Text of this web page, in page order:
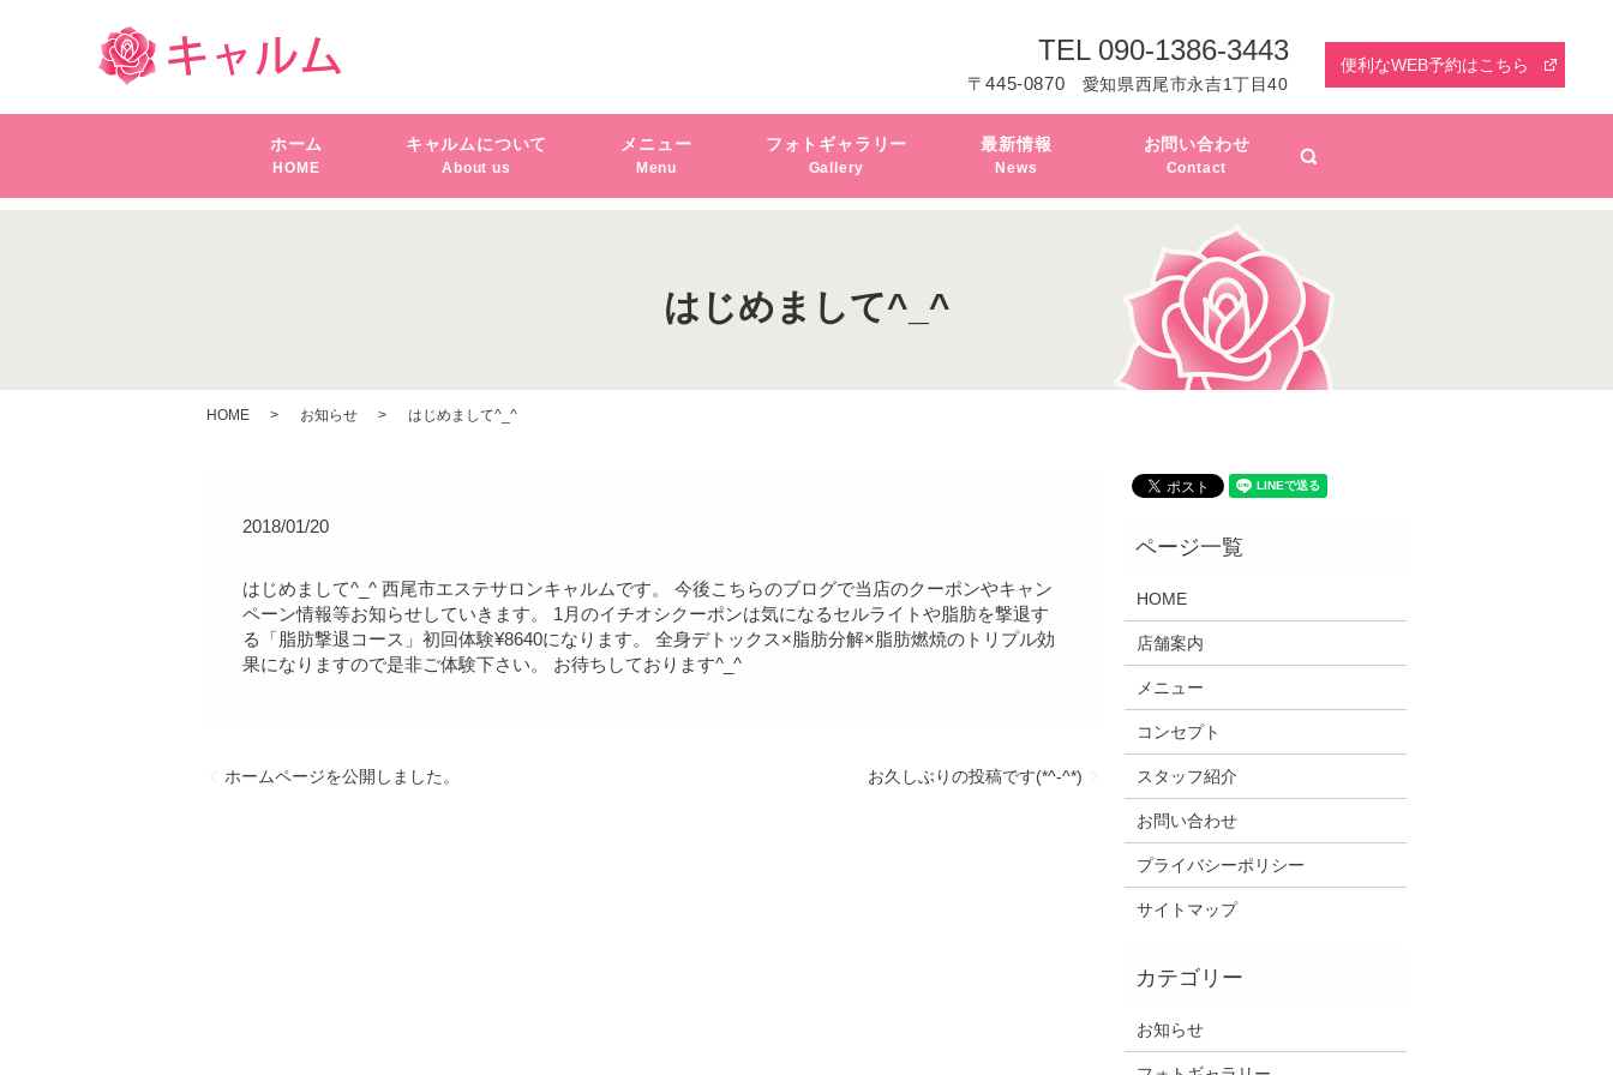
ホーム
HOME
キャルムについて
About us
メニュー
Menu
フォトギャラリー
Gallery
最新情報
News
お問い合わせ
Contact
TEL 090-1386-3443
〒445-0870 愛知県西尾市永吉1丁目40
便利なWEB予約はこちら
はじめまして^_^
HOME お知らせ はじめまして^_^
2018/01/20
はじめまして^_^ 西尾市エステサロンキャルムです。 今後こちらのブログで当店のクーポンやキャン
ペーン情報等お知らせしていきます。 1月のイチオシクーポンは気になるセルライトや脂肪を撃退す
る「脂肪撃退コース」初回体験¥8640になります。 全身デトックス×脂肪分解×脂肪燃焼のトリプル効
果になりますので是非ご体験下さい。 お待ちしております^_^
ホームページを公開しました。 お久しぶりの投稿です(*^-^*)
HOME
店舗案内
メニュー
コンセプト
スタッフ紹介
お問い合わせ
プライバシーポリシー
サイトマップ
お知らせ